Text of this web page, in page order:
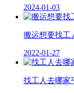
2024-01-03
搬运想要找工
2022-01-27
找工人去哪家